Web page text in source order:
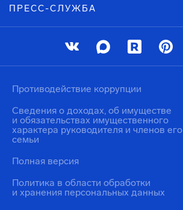
ПРЕСС-СЛУЖБА
Политика в области обработки
и хранения персональных данных
Противодействие коррупции
Сведения о доходах, об имуществе
и обязательствах имущественного
характера руководителя и членов его
семьи
Полная версия